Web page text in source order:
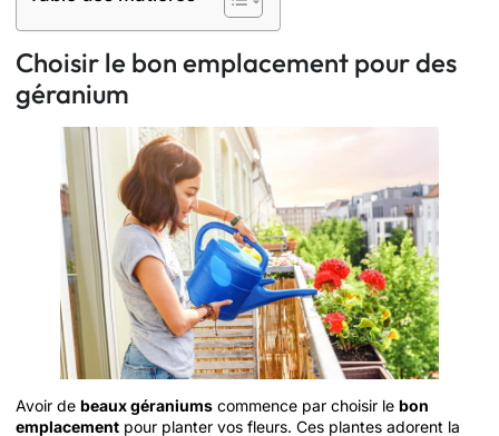
Choisir le bon emplacement pour des
géranium
Avoir de beaux géraniums commence par choisir le bon
emplacement pour planter vos fleurs. Ces plantes adorent la